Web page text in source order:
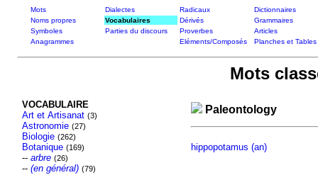
Mots Dialectes Radicaux
Dictionnaires
Noms propres
Vocabulaires Dérivés
Grammaires
Symboles
Parties du discours Proverbes
Articles
Anagrammes
Eléments/Composés Planches et Tables
Mots
VOCABULAIRE
Art et Artisanat (3)
Astronomie (27)
Biologie (262)
Botanique (169)
-- arbre (26)
-- (en général) (79)
Paleontology
hippopotamus (an)